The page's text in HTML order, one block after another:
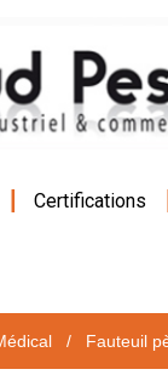
Certifications
/ Fauteuil